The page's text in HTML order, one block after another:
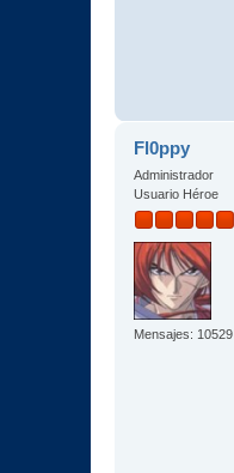
Fl0ppy
Administrador
Usuario Héroe
Mensajes: 10529